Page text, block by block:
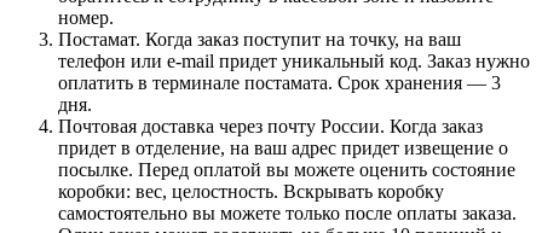
номер.
Постамат. Когда заказ поступит на точку, на ваш
телефон или e-mail придет уникальный код. Заказ нужно
оплатить в терминале постамата. Срок хранения — 3
дня.
Почтовая доставка через почту России. Когда заказ
придет в отделение, на ваш адрес придет извещение о
посылке. Перед оплатой вы можете оценить состояние
коробки: вес, целостность. Вскрывать коробку
самостоятельно вы можете только после оплаты заказа.